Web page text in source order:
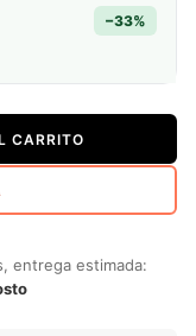
−33%
CARRITO
entrega estimada: